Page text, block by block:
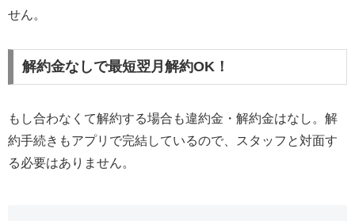
せん。
解約金なしで最短翌月解約OK！
もし合わなくて解約する場合も違約金・解約金はなし。解
約手続きもアプリで完結しているので、スタッフと対面す
る必要はありません。